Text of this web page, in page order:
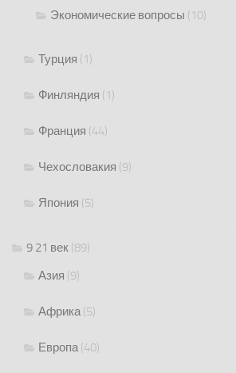
Экономические вопросы (10)
Турция (1)
Финляндия (1)
Франция (44)
Чехословакия (9)
Япония (5)
9 21 век (89)
Азия (9)
Африка(5)
Европа(40)